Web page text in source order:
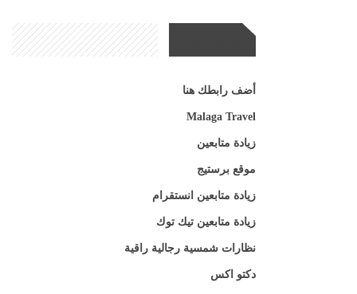
أضف رابطك هنا
Malaga Travel
زيادة متابعين
موقع برستيج
زيادة متابعين انستقرام
زيادة متابعين تيك توك
نظارات شمسية رجالية راقية
دكتو اكس